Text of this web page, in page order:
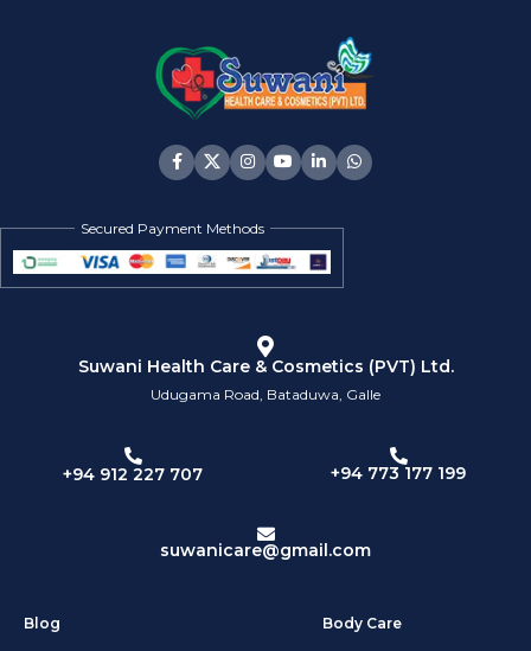
Secured Payment Methods
Suwani Health Care & Cosmetics (PVT) Ltd.
Udugama Road, Bataduwa, Galle
+94 912 227 707 +94 773 177 199
suwanicare@gmail.com
Blog Body Care